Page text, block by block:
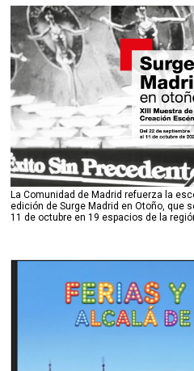
La Comunidad de Madrid refuerza la
edición de Surge Madrid en Otoño, que
11 de octubre en 19 espacios de la